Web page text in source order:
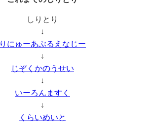
しりとり
↓
りにゅーあぶるえなじー
↓
じぞくかのうせい
↓
いーろんますく
↓
くらいめいと